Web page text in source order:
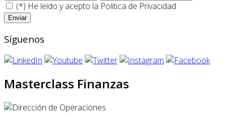
(*) He leído y acepto la Politica de Privacidad
Síguenos
Masterclass Finanzas